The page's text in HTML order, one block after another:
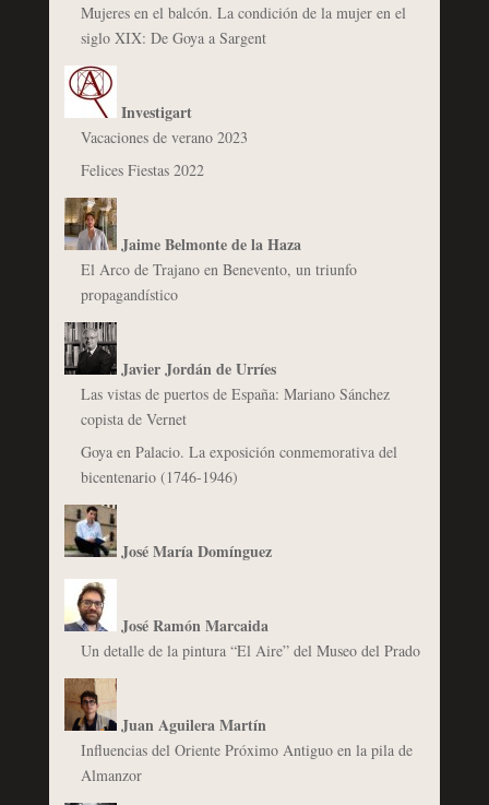
Mujeres en el balcón. La condición de la mujer en el
siglo XIX: De Goya a Sargent
Investigart
Vacaciones de verano 2023
Felices Fiestas 2022
Jaime Belmonte de la Haza
El Arco de Trajano en Benevento, un triunfo
propagandístico
Javier Jordán de Urríes
Las vistas de puertos de España: Mariano Sánchez
copista de Vernet
Goya en Palacio. La exposición conmemorativa del
bicentenario (1746-1946)
José María Domínguez
José Ramón Marcaida
Un detalle de la pintura “El Aire” del Museo del Prado
Juan Aguilera Martín
Influencias del Oriente Próximo Antiguo en la pila de
Almanzor